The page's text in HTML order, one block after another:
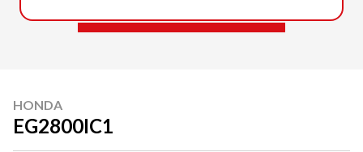
HONDA
EG2800IC1